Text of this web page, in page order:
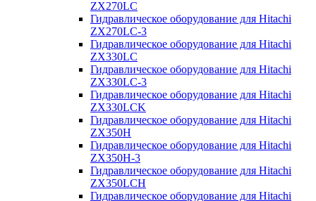
ZX270LC
Гидравлическое оборудование для Hitachi
ZX270LC-3
Гидравлическое оборудование для Hitachi
ZX330LC
Гидравлическое оборудование для Hitachi
ZX330LC-3
Гидравлическое оборудование для Hitachi
ZX330LCK
Гидравлическое оборудование для Hitachi
ZX350H
Гидравлическое оборудование для Hitachi
ZX350H-3
Гидравлическое оборудование для Hitachi
ZX350LCH
Гидравлическое оборудование для Hitachi